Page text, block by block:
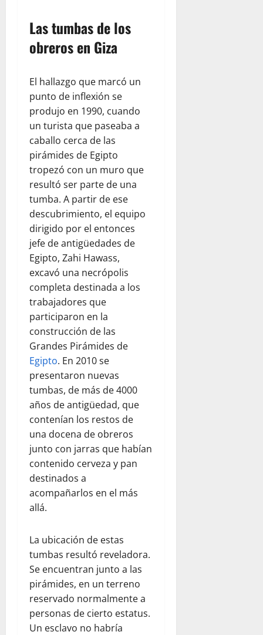
Las tumbas de los
obreros en Giza
El hallazgo que marcó un
punto de inflexión se
produjo en 1990, cuando
un turista que paseaba a
caballo cerca de las
pirámides de Egipto
tropezó con un muro que
resultó ser parte de una
tumba. A partir de ese
descubrimiento, el equipo
dirigido por el entonces
jefe de antigüedades de
Egipto, Zahi Hawass,
excavó una necrópolis
completa destinada a los
trabajadores que
participaron en la
construcción de las
Grandes Pirámides de
Egipto. En 2010 se
presentaron nuevas
tumbas, de más de 4000
años de antigüedad, que
contenían los restos de
una docena de obreros
junto con jarras que habían
contenido cerveza y pan
destinados a
acompañarlos en el más
allá.
La ubicación de estas
tumbas resultó reveladora.
Se encuentran junto a las
pirámides, en un terreno
reservado normalmente a
personas de cierto estatus.
Un esclavo no habría